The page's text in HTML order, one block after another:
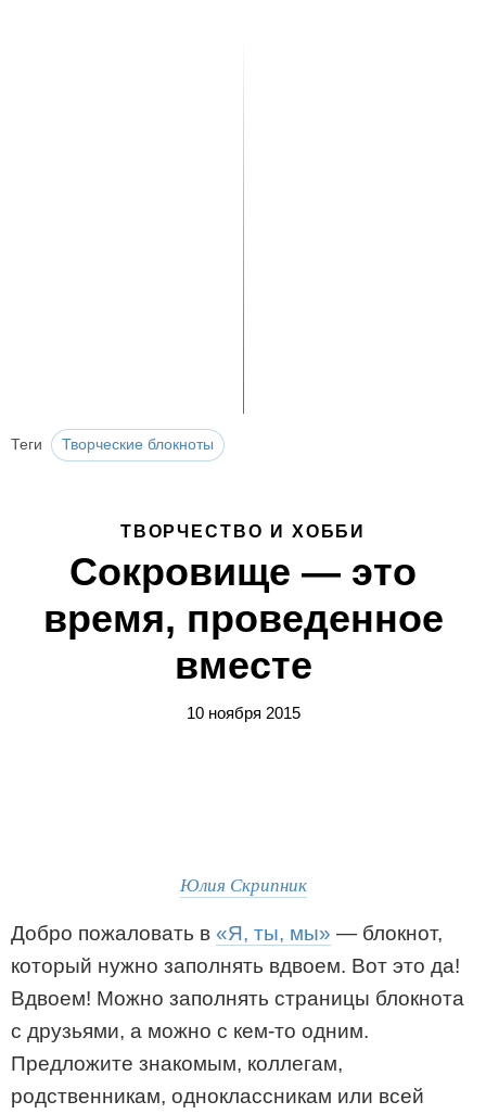
Теги Творческие блокноты
ТВОРЧЕСТВО И ХОББИ
Сокровище — это
время, проведенное
вместе
10 ноября 2015
Юлия Скрипник
Добро пожаловать в «Я, ты, мы» — блокнот,
который нужно заполнять вдвоем. Вот это да!
Вдвоем! Можно заполнять страницы блокнота
с друзьями, а можно с кем-то одним.
Предложите знакомым, коллегам,
родственникам, одноклассникам или всей